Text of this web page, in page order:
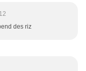
des riz